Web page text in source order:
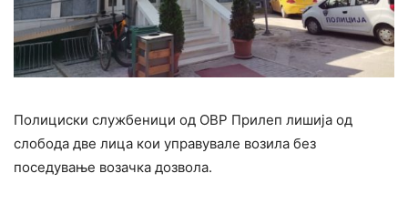
Полициски службеници од ОВР Прилеп лишија од
слобода две лица кои управувале возила без
поседување возачка дозвола.